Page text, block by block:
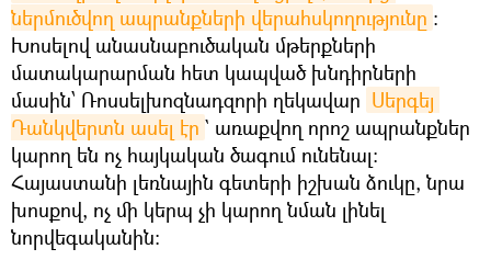
ներմուծվող ապրանքների վերահսկողությունը ։
Խոսելով անասնաբուծական մթերքների
մատակարարման հետ կապված խնդիրների
մասին՝ Ռոսսելխոզնադզորի ղեկավար Սերգեյ
Դանկվերտն ասել էր ` առաքվող որոշ ապրանքներ
կարող են ոչ հայկական ծագում ունենալ։
Հայաստանի լեռնային գետերի իշխան ձուկը, նրա
խոսքով, ոչ մի կերպ չի կարող նման լինել
նորվեգականին։